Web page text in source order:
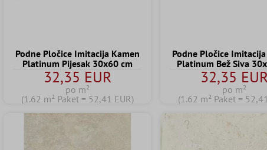
Podne Pločice Imitacija Kamen
Platinum Pijesak 30x60 cm
32,35 EUR
po m²
(1.62 m² Paket = 52,41 EUR)
Podne Pločice
Platinum Bež Siva
32,35
po m²
(1.62 m² Paket =